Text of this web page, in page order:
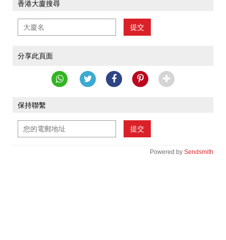
香港大廈搜尋
提交
分享此頁面
保持聯繫
提交
Powered by Sendsmith